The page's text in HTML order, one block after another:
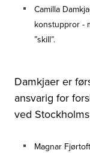
Camilla
konstuppror -
”skill”.
Damkjaer er
ansvarig for
ved
Magnar